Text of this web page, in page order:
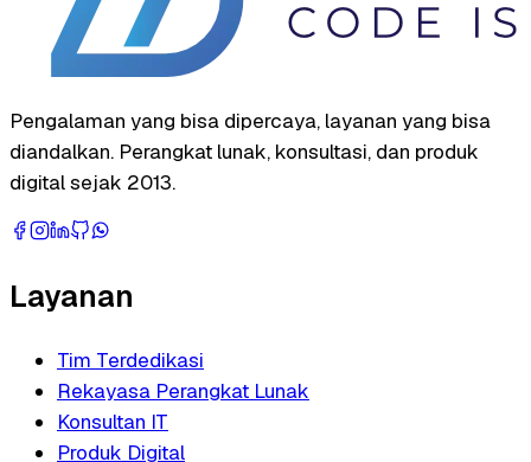
Pengalaman yang bisa dipercaya, layanan yang bisa
diandalkan. Perangkat lunak, konsultasi, dan produk
digital sejak 2013.
Layanan
Tim Terdedikasi
Rekayasa Perangkat Lunak
Konsultan IT
Produk Digital